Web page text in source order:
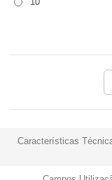
Características